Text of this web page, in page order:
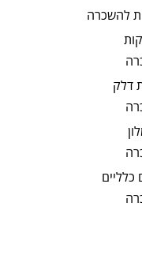
להשכרה
דלק
כלליים